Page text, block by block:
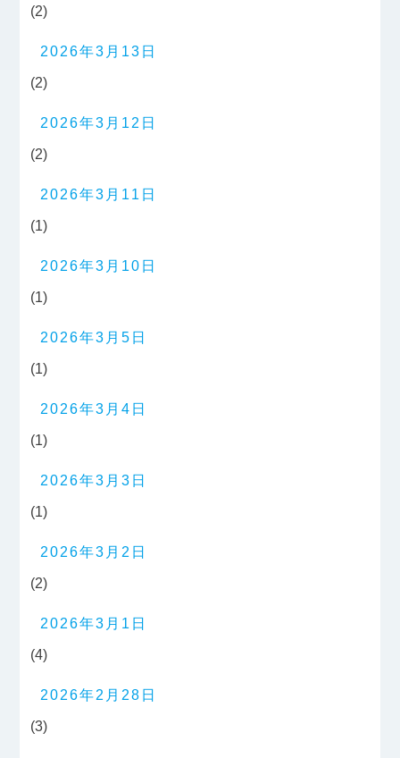
(2)
2026年3月13日
(2)
2026年3月12日
(2)
2026年3月11日
(1)
2026年3月10日
(1)
2026年3月5日
(1)
2026年3月4日
(1)
2026年3月3日
(1)
2026年3月2日
(2)
2026年3月1日
(4)
2026年2月28日
(3)